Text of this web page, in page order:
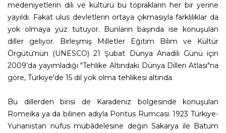
medeniyetlerin dili ve kültürü bu toprakların her bir yerine
yayıldı. Fakat ulus devletlerin ortaya çıkmasıyla farklılıklar da
yok olmaya yüz tutuyor. Bunların başında ise konuşulan
diller geliyor. Birleşmiş Milletler Eğitim Bilim ve Kültür
Örgütü'nün (UNESCO) 21 Şubat Dünya Anadili Günü için
2009’da yayımladığı "Tehlike Altındaki Dünya Dilleri Atlası"na
göre, Türkiye'de 15 dil yok olma tehlikesi altında.
Bu dillerden birisi de Karadeniz bölgesinde konuşulan
Romeika ya da bilinen adıyla Pontus Rumcası. 1923 Türkiye-
Yunanistan nüfus mübâdelesine değin Sakarya ile Batum